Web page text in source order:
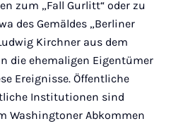
zum „Fall Gurlitt“ oder zu
des Gemäldes „Berliner
Kirchner aus dem
die ehemaligen Eigentümer
Ereignisse. Öffentliche
Institutionen sind
Washingtoner Abkommen